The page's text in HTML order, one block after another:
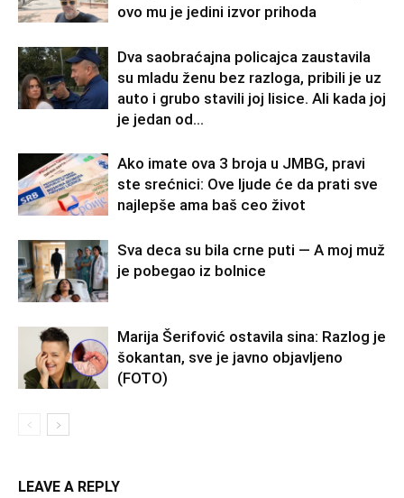
ovo mu je jedini izvor prihoda
Dva saobraćajna policajca zaustavila
su mladu ženu bez razloga, pribili je uz
auto i grubo stavili joj lisice. Ali kada joj
je jedan od...
Ako imate ova 3 broja u JMBG, pravi
ste srećnici: Ove ljude će da prati sve
najlepše ama baš ceo život
Sva deca su bila crne puti — A moj muž
je pobegao iz bolnice
Marija Šerifović ostavila sina: Razlog je
šokantan, sve je javno objavljeno
(FOTO)
LEAVE A REPLY